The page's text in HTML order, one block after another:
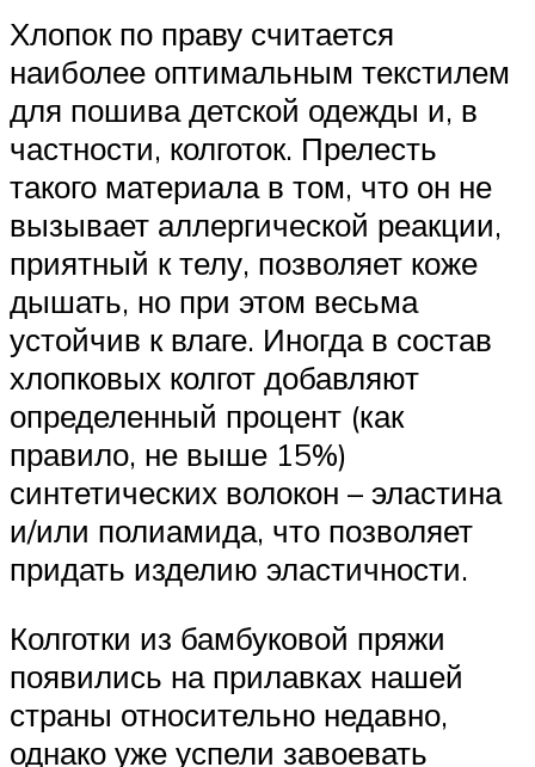
Хлопок по праву считается
наиболее оптимальным текстилем
для пошива детской одежды и, в
частности, колготок. Прелесть
такого материала в том, что он не
вызывает аллергической реакции,
приятный к телу, позволяет коже
дышать, но при этом весьма
устойчив к влаге. Иногда в состав
хлопковых колгот добавляют
определенный процент (как
правило, не выше 15%)
синтетических волокон – эластина
и/или полиамида, что позволяет
придать изделию эластичности.
Колготки из бамбуковой пряжи
появились на прилавках нашей
страны относительно недавно,
однако уже успели завоевать